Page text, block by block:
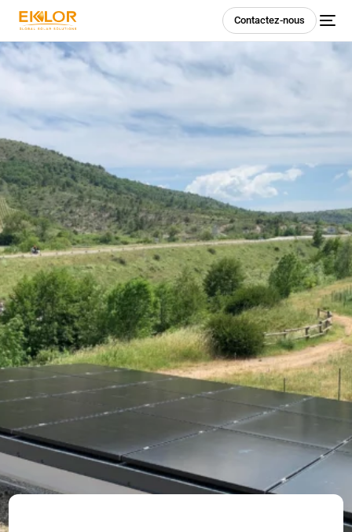
Contactez-nous